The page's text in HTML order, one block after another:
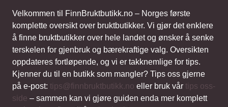
Velkommen til FinnBruktbutikk.no – Norges første
komplette oversikt over bruktbutikker. Vi gjør det enklere
å finne bruktbutikker over hele landet og ønsker å senke
terskelen for gjenbruk og bærekraftige valg. Oversikten
oppdateres fortløpende, og vi er takknemlige for tips.
Kjenner du til en butikk som mangler? Tips oss gjerne
på e-post: tips@finnbruktbutikk.no eller bruk vår tips oss-
side – sammen kan vi gjøre guiden enda mer komplett